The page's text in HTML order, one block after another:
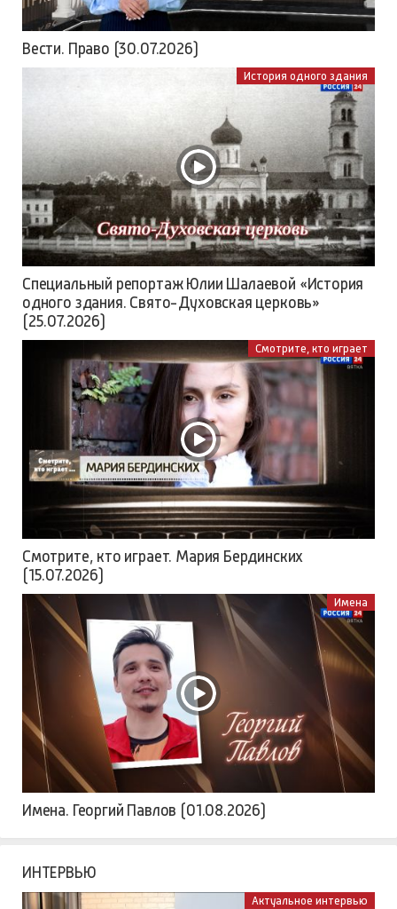
Вести. Право (30.07.2026)
История одного здания
Специальный репортаж Юлии Шалаевой «История
одного здания. Свято-Духовская церковь»
(25.07.2026)
Смотрите, кто играет
Смотрите, кто играет. Мария Бердинских
(15.07.2026)
Имена
Имена. Георгий Павлов (01.08.2026)
ИНТЕРВЬЮ
Актуальное интервью